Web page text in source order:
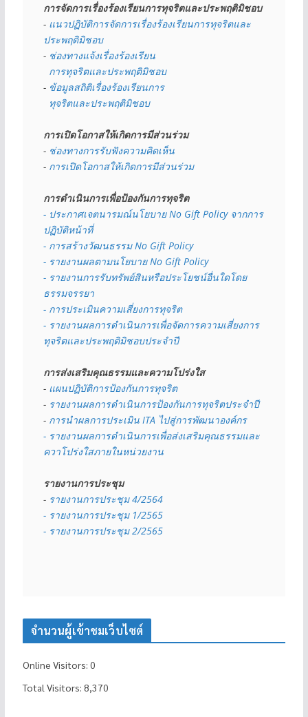
การจัดการเรื่องร้องเรียนการทุจริตและประพฤติมิชอบ
- แนวปฏิบัติการจัดการเรื่องร้องเรียนการทุจริตและ
ประพฤติมิชอบ
- ช่องทางแจ้งเรื่องร้องเรียน
  การทุจริตและประพฤติมิชอบ
- ข้อมูลสถิติเรื่องร้องเรียนการ
  ทุจริตและประพฤติมิชอบ
การเปิดโอกาสให้เกิดการมีส่วนร่วม
- ช่องทางการรับฟังความคิดเห็น
- การเปิดโอกาสให้เกิดการมีส่วนร่วม
การดำเนินการเพื่อป้องกันการทุจริต
- ประกาศเจตนารมณ์นโยบาย No Gift Policy จากการ
ปฏิบัติหน้าที่
- การสร้างวัฒนธรรม No Gift Policy
- รายงานผลตามนโยบาย No Gift Policy
- รายงานการรับทรัพย์สินหรือประโยชน์อื่นใดโดย
ธรรมจรรยา
- การประเมินความเสี่ยงการทุจริต
- รายงานผลการดำเนินการเพื่อจัดการความเสี่ยงการ
ทุจริตและประพฤติมิชอบประจำปี
การส่งเสริมคุณธรรมและความโปร่งใส
- แผนปฏิบัติการป้องกันการทุจริต
- รายงานผลการดำเนินการป้องกันการทุจริตประจำปี
- การนำผลการประเมิน ITA ไปสู่การพัฒนาองค์กร
- รายงานผลการดำเนินการเพื่อส่งเสริมคุณธรรมและ
ควาโปร่งใสภายในหน่วยงาน
รายงานการประชุม
- รายงานการประชุม 4/2564
- รายงานการประชุม 1/2565
- รายงานการประชุม 2/2565
จำนวนผู้เข้าชมเว็บไซต์
Online Visitors: 0
Total Visitors: 8,370